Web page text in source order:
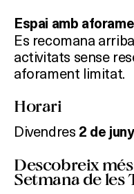
Espai amb
Es recomana
activitats sense
aforament limitat.
Horari
Divendres 2 de juny
Descobreix
Setmana de les